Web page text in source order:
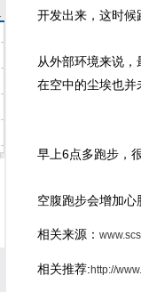
开发出来，这时候
从外部环境来说
在空中的尘埃也并
早上6点多跑步，
空腹跑步会增加
相关来源：
相关推荐: http://